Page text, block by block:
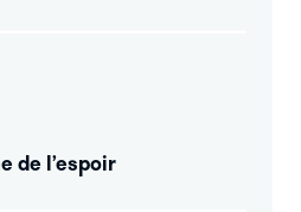
de l’espoir